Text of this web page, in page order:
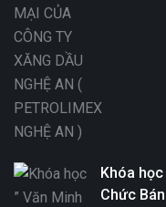
Khóa
Chức